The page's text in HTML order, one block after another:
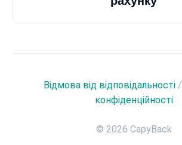
Відмова від відповідальності/
конфіденційності
© 2026 CapyBack